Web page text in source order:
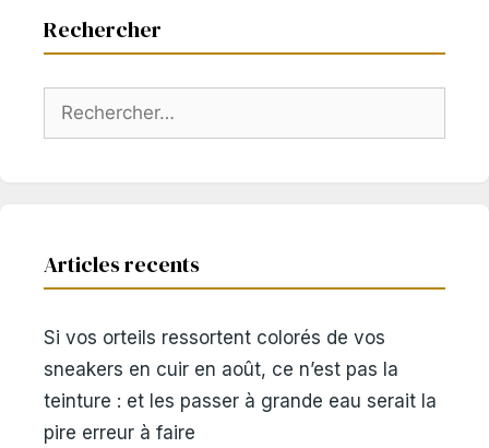
Rechercher
Rechercher :
Articles recents
Si vos orteils ressortent colorés de vos
sneakers en cuir en août, ce n’est pas la
teinture : et les passer à grande eau serait la
pire erreur à faire